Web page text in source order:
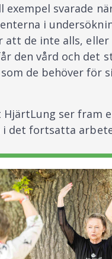
exempel svarade
i
att de inte alls,
den vård och det
de behöver för
HjärtLung ser fram
i det fortsatta